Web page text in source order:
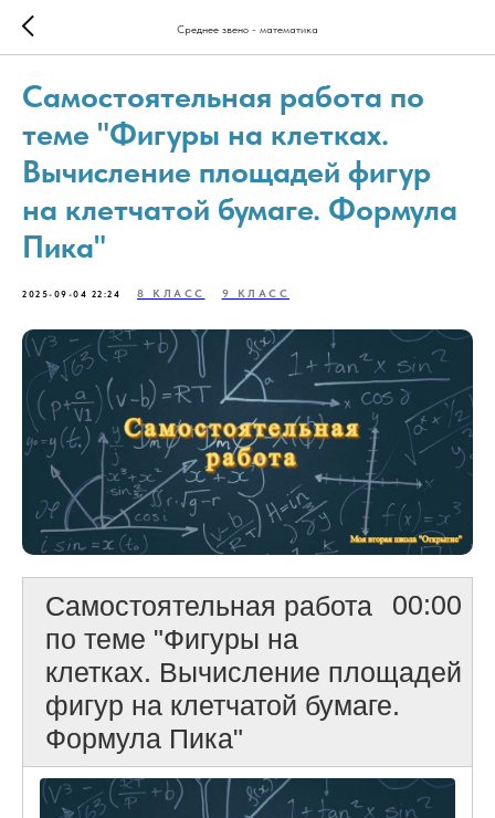
Среднее звено - математика
Самостоятельная работа по
теме "Фигуры на клетках.
Вычисление площадей фигур
на клетчатой бумаге. Формула
Пика"
2025-09-04 22:24 8 КЛАСС 9 КЛАСС